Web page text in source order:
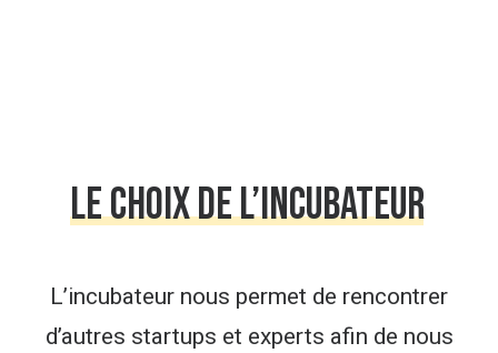
Lechoixdel’incubateur
L’incubateur nous permet de rencontrer
d’autres startups et experts afin de nous